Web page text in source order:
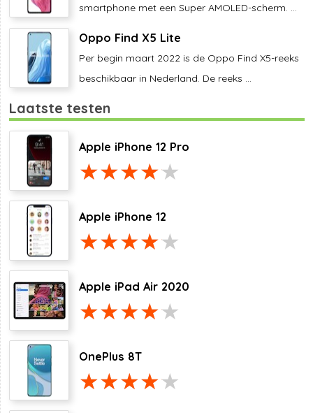
smartphone met een Super AMOLED-scherm. ...
Oppo Find X5 Lite
Per begin maart 2022 is de Oppo Find X5-reeks
beschikbaar in Nederland. De reeks ...
Laatste testen
Apple iPhone 12 Pro
Apple iPhone 12
Apple iPad Air 2020
OnePlus 8T